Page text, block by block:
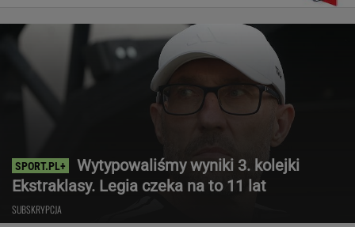
Wytypowaliśmy wyniki 3. kolejki
Ekstraklasy. Legia czeka na to 11 lat
SUBSKRYPCJA